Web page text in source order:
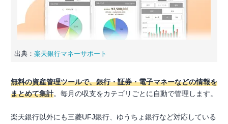
出典： 楽天銀行マネーサポート
無料の資産管理ツールで、銀行・証券・電子マネーなどの情報を
まとめて集計。毎月の収支をカテゴリごとに自動で管理します。
楽天銀行以外にも三菱UFJ銀行、ゆうちょ銀行など対応している